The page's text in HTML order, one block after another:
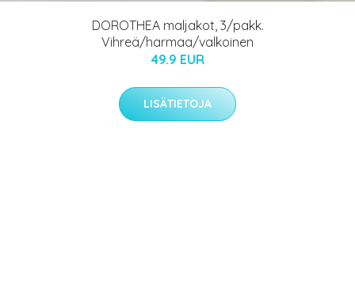
DOROTHEA maljakot, 3/pakk.
Vihreä/harmaa/valkoinen
49.9 EUR
LISÄTIETOJA